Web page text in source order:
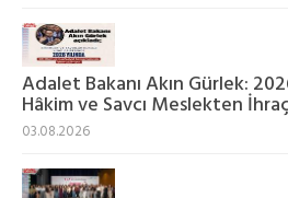
Adalet Bakanı Akın Gürlek:
Hâkim ve Savcı Meslekten
03.08.2026